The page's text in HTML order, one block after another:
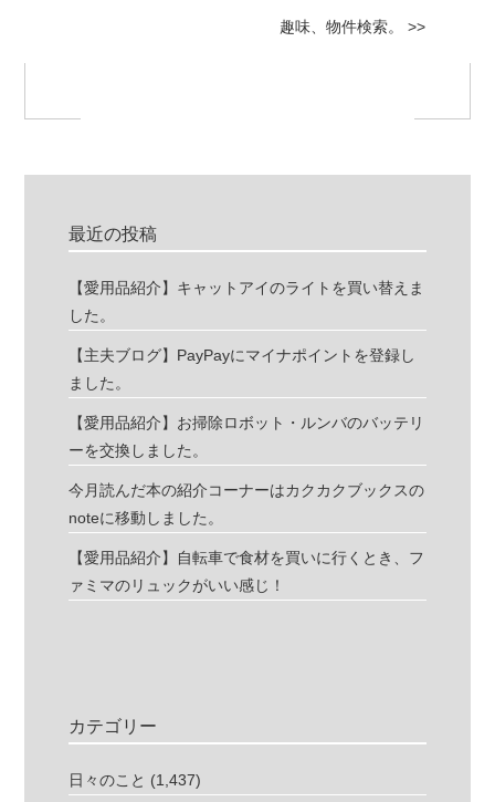
趣味、物件検索。 >>
最近の投稿
【愛用品紹介】キャットアイのライトを買い替えま
した。
【主夫ブログ】PayPayにマイナポイントを登録し
ました。
【愛用品紹介】お掃除ロボット・ルンバのバッテリ
ーを交換しました。
今月読んだ本の紹介コーナーはカクカクブックスの
noteに移動しました。
【愛用品紹介】自転車で食材を買いに行くとき、フ
ァミマのリュックがいい感じ！
カテゴリー
日々のこと (1,437)